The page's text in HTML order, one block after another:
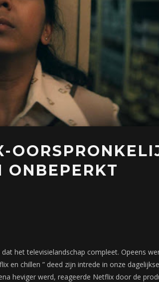
ONBEPERKT
het televisielandschap compleet. Opeens
en chillen ” deed zijn intrede in onze dagelijkse
heviger werd, reageerde Netflix door de